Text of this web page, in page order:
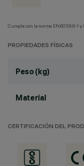
Cumple con la norma EN60598-1 y
PROPIEDADES FÍSICAS
Peso (kg)
Material
CERTIFICACIÓN DEL